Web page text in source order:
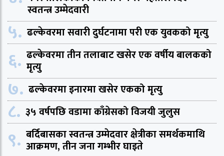
स्वतन्त्र उम्मेदवारी
५. ढल्केवरमा सवारी दुर्घटनामा परी एक युवकको मृत्यु
६. ढल्केवरमा तीन तलाबाट खसेर एक वर्षीय बालकको
मृत्यु
७. ढल्केवरमा इनारमा खसेर एकको मृत्यु
८. ३५ वर्षपछि वडामा काँग्रेसको विजयी जुलुस
९. बर्दिबासका स्वतन्त्र उम्मेदवार क्षेत्रीका समर्थकमाथि
आक्रमण, तीन जना गम्भीर घाइते